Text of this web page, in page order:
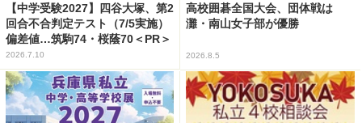
【中学受験2027】四谷大塚、第2
回合不合判定テスト（7/5実施）
偏差値…筑駒74・桜蔭70＜PR＞
2026.7.10
高校囲碁全国大会、団体戦は
灘・南山女子部が優勝
2026.8.5